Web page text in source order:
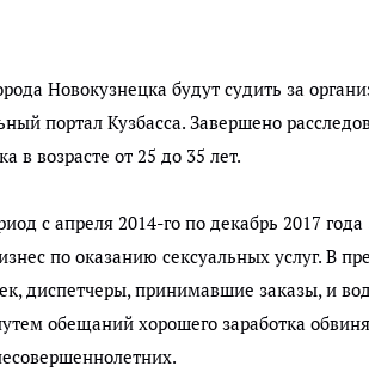
Новокузнецка будут судить за
портал Кузбасса. Завершено
в возрасте от 25 до 35 лет.
с апреля 2014-го по декабрь 2017
по оказанию сексуальных услуг. В
диспетчеры, принимавшие заказы, и
обещаний хорошего заработка